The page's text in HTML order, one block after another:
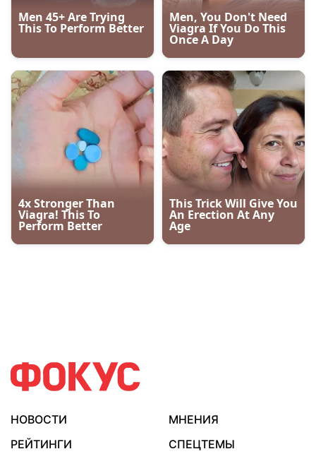
НОВОСТИ
МНЕНИЯ
РЕЙТИНГИ
СПЕЦТЕМЫ